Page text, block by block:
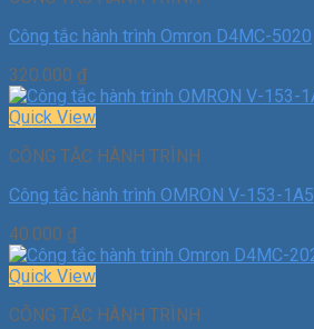
Công tắc hành trình Omron D4MC-5020
320.000 ₫
Quick View
CÔNG TẮC HÀNH TRÌNH
Công tắc hành trình OMRON V-153-1A5
40.000 ₫
Quick View
CÔNG TẮC HÀNH TRÌNH